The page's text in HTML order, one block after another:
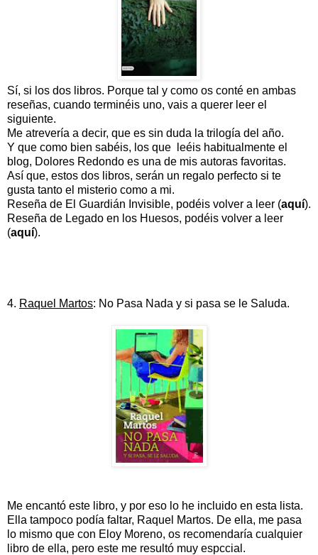
Sí, si los dos libros. Porque tal y como os conté en ambas
reseñas, cuando terminéis uno, vais a querer leer el
siguiente.
Me atrevería a decir, que es sin duda la trilogía del año.
Y que como bien sabéis, los que leéis habitualmente el
blog, Dolores Redondo es una de mis autoras favoritas.
Así que, estos dos libros, serán un regalo perfecto si te
gusta tanto el misterio como a mi.
Reseña de El Guardián Invisible, podéis volver a leer (aquí).
Reseña de Legado en los Huesos, podéis volver a leer
(aquí).
4. Raquel Martos: No Pasa Nada y si pasa se le Saluda.
Me encantó este libro, y por eso lo he incluido en esta lista.
Ella tampoco podía faltar, Raquel Martos. De ella, me pasa
lo mismo que con Eloy Moreno, os recomendaría cualquier
libro de ella, pero este me resultó muy espccial.